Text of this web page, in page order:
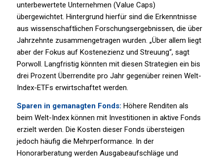
unterbewertete Unternehmen (Value Caps)
übergewichtet. Hintergrund hierfür sind die Erkenntnisse
aus wissenschaftlichen Forschungsergebnissen, die über
Jahrzehnte zusammengetragen wurden. „Über allem liegt
aber der Fokus auf Kostenezienz und Streuung“, sagt
Porwoll. Langfristig könnten mit diesen Strategien ein bis
drei Prozent Überrendite pro Jahr gegenüber reinen Welt-
Index-ETFs erwirtschaftet werden.
Sparen in gemanagten Fonds: Höhere Renditen als
beim Welt-Index können mit Investitionen in aktive Fonds
erzielt werden. Die Kosten dieser Fonds übersteigen
jedoch häufig die Mehrperformance. In der
Honorarberatung werden Ausgabeaufschläge und